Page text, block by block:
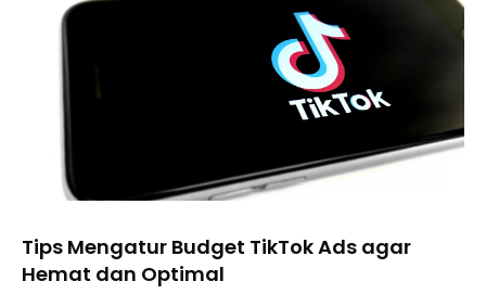
Tips Mengatur Budget TikTok Ads agar
Hemat dan Optimal